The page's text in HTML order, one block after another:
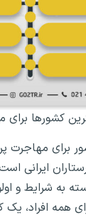
کشورها برای
برای مهاجرت
ایرانی
به شرایط و
همه افراد، یک